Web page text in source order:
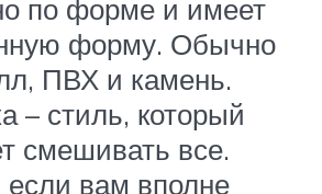
по форме и имеет
форму. Обычно
ПВХ и камень.
– стиль, который
смешивать все.
если вам вполне